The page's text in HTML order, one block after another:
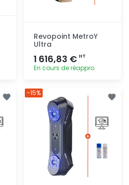
Revopoint MetroY
Ultra
1 616,83 €HT
En cours de réappro.
-15%